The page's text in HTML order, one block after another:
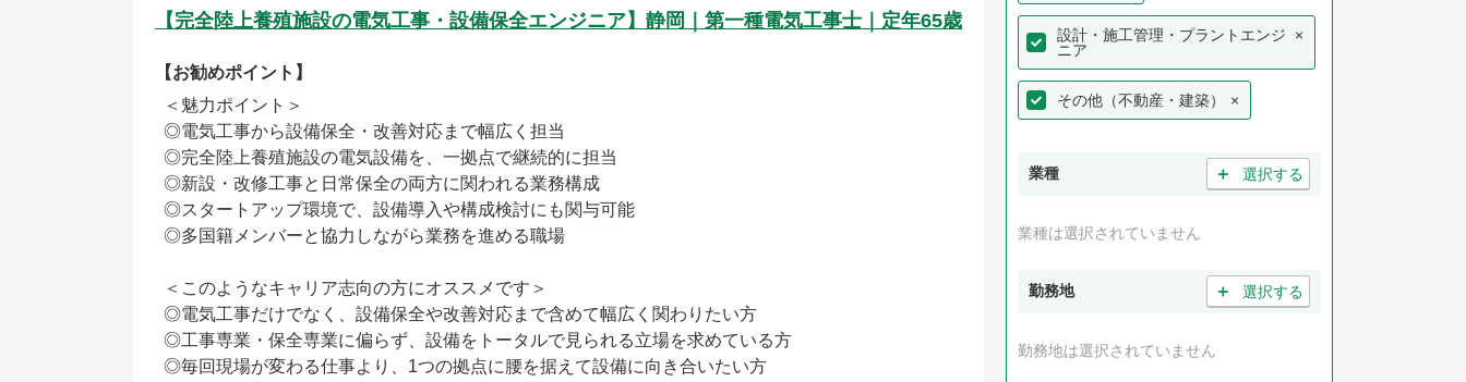
【完全陸上養殖施設の電気工事・設備保全エンジニア】静岡｜第一種電気工事士｜定年65歳
【お勧めポイント】
＜魅力ポイント＞
◎電気工事から設備保全・改善対応まで幅広く担当
◎完全陸上養殖施設の電気設備を、一拠点で継続的に担当
◎新設・改修工事と日常保全の両方に関われる業務構成
◎スタートアップ環境で、設備導入や構成検討にも関与可能
◎多国籍メンバーと協力しながら業務を進める職場
＜このようなキャリア志向の方にオススメです＞
◎電気工事だけでなく、設備保全や改善対応まで含めて幅広く関わりたい方
◎工事専業・保全専業に偏らず、設備をトータルで見られる立場を求めている方
◎毎回現場が変わる仕事より、1つの拠点に腰を据えて設備に向き合いたい方
設計・施工管理・プラントエンジ
ニア
×
その他（不動産・建築） ×
業種 ＋ 選択する
業種は選択されていません
勤務地 ＋ 選択する
勤務地は選択されていません